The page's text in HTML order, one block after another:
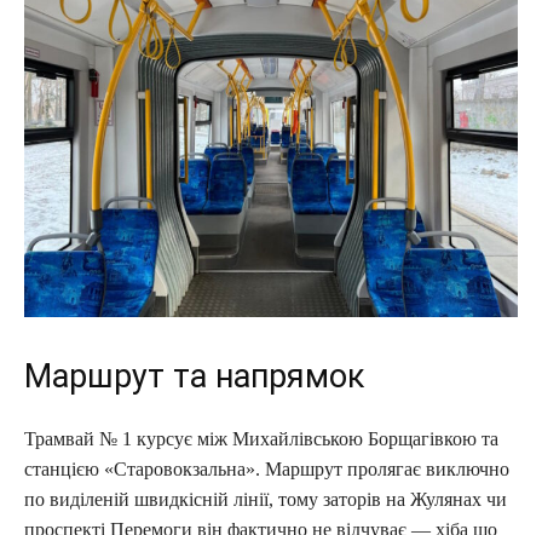
Маршрут та напрямок
Трамвай № 1 курсує між Михайлівською Борщагівкою та
станцією «Старовокзальна». Маршрут пролягає виключно
по виділеній швидкісній лінії, тому заторів на Жулянах чи
проспекті Перемоги він фактично не відчуває — хіба що